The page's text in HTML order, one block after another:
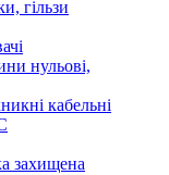
гільзи
нульові,
кабельнi
захищена